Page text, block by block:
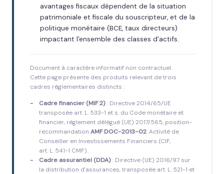
avantages fiscaux dépendent de la situation
patrimoniale et fiscale du souscripteur, et de la
politique monétaire (BCE, taux directeurs)
impactant l'ensemble des classes d'actifs.
Document à caractère informatif non contractuel.
Cette page présente des produits relevant de trois
cadres réglementaires distincts :
Cadre financier (MIF 2): Directive 2014/65/UE
transposée art. L. 533-1 et s. du Code monétaire et
financier, règlement délégué (UE) 2017/565, position-
recommandation AMF DOC-2013-02. Activité de
Conseiller en Investissements Financiers (CIF,
art. L. 541-1 CMF).
Cadre assurantiel (DDA): Directive (UE) 2016/97 sur
la distribution d'assurances, transposée art. L. 521-1 et